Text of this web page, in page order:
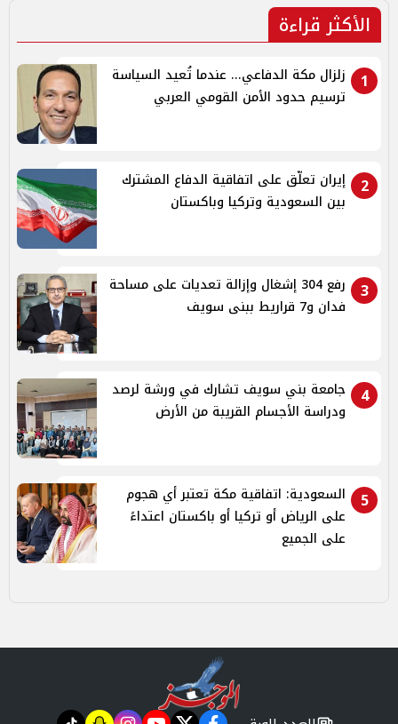
الأكثر قراءة
1
زلزال مكة الدفاعي... عندما تُعيد السياسة
ترسيم حدود الأمن القومي العربي
2
إيران تعلّق على اتفاقية الدفاع المشترك
بين السعودية وتركيا وباكستان
3
رفع 304 إشغال وإزالة تعديات على مساحة
فدان و7 قراريط ببنى سويف
4
جامعة بني سويف تشارك في ورشة لرصد
ودراسة الأجسام القريبة من الأرض
5
السعودية: اتفاقية مكة تعتبر أي هجوم
على الرياض أو تركيا أو باكستان اعتداءً
على الجميع